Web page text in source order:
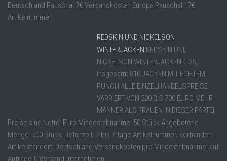
Deutschland Pauschal 7€ Versandkosten Europa Pauschal 17€
Artikelnummer ...
REDSKIN UND NICKELSON
WINTERJACKEN REDSKIN UND
NICKELSON WINTERJACKEN € 35, -
Insgesamt 816 JACKEN MIT ECHTEM
PUNCH ALLE EINZELHANDELSPREISE
VARRIERT VON 200 BIS 700 EURO MEHR
MÄNNER ALS FRAUEN IN DIESER PARTEI
Preise sind Netto: Euro Mindestabnahme: 50 Stück Angebotene
Menge: 500 Stück Lieferzeit: 2 bis 7 Tage Artikelnummer: vorhanden
Artikelstandort: Deutschland Versandkosten pro Mindestabnahme: auf